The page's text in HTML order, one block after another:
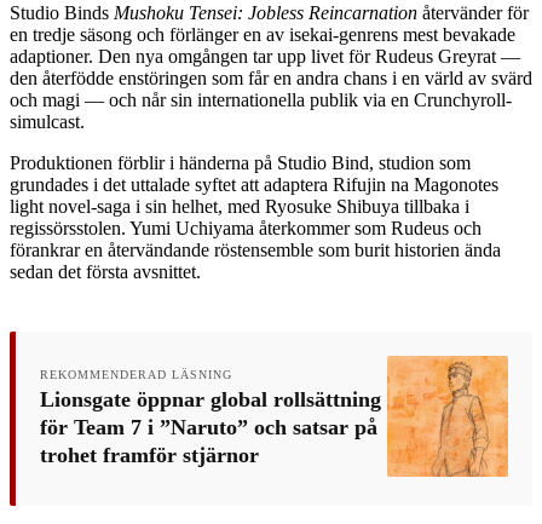
Studio Binds Mushoku Tensei: Jobless Reincarnation återvänder för
en tredje säsong och förlänger en av isekai-genrens mest bevakade
adaptioner. Den nya omgången tar upp livet för Rudeus Greyrat —
den återfödde enstöringen som får en andra chans i en värld av svärd
och magi — och når sin internationella publik via en Crunchyroll-
simulcast.
Produktionen förblir i händerna på Studio Bind, studion som
grundades i det uttalade syftet att adaptera Rifujin na Magonotes
light novel-saga i sin helhet, med Ryosuke Shibuya tillbaka i
regissörsstolen. Yumi Uchiyama återkommer som Rudeus och
förankrar en återvändande röstensemble som burit historien ända
sedan det första avsnittet.
REKOMMENDERAD LÄSNING
Lionsgate öppnar global rollsättning
för Team 7 i ”Naruto” och satsar på
trohet framför stjärnor